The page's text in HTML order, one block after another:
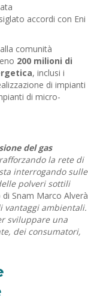
accordi con Eni
comunità
200 milioni di
, inclusi i
di impianti
di micro-
del gas
la rete di
interrogando sulle
polveri sottili
Snam Marco Alverà
vantaggi ambientali.
sviluppare una
dei consumatori,